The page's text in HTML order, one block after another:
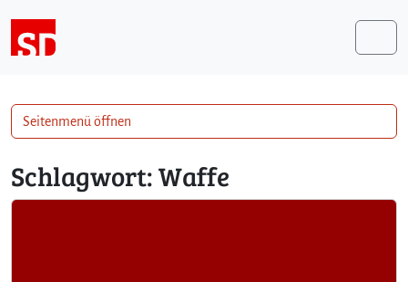
Schlagwort:Waffe
Seitenmenü öffnen